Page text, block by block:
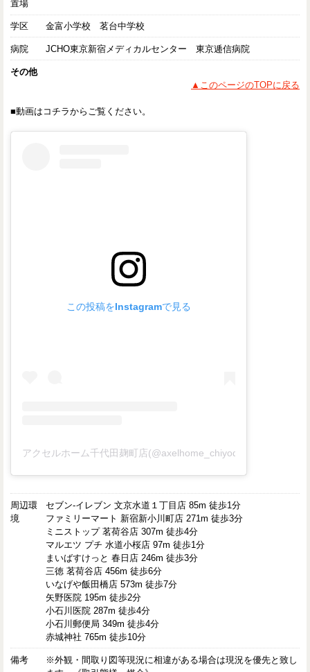
置場
学区 金富小学校 茗台中学校
病院 JCHO東京新宿メディカルセンター 東京逓信病院
その他
▲このページのTOPに戻る
■動画はコチラからご覧ください。
この投稿をInstagramで見る
アクセルホーム千代田麹町店(@axelhome_chiyodakojimachi)が
周辺環
境
セブン-イレブン 文京水道１丁目店 85m 徒歩1分
ファミリーマート 新宿新小川町店 271m 徒歩3分
ミニストップ 茗荷谷店 307m 徒歩4分
マルエツ プチ 水道小桜店 97m 徒歩1分
まいばすけっと 春日店 246m 徒歩3分
三徳 茗荷谷店 456m 徒歩6分
いなげや飯田橋店 573m 徒歩7分
矢野医院 195m 徒歩2分
小石川医院 287m 徒歩4分
小石川郵便局 349m 徒歩4分
赤城神社 765m 徒歩10分
備考
※外観・間取り図等現況に相違がある場合は現況を優先と致し